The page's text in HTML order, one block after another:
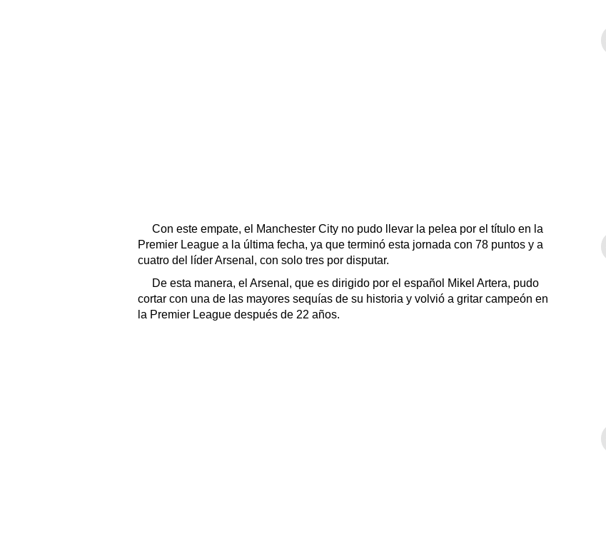
Con este empate, el Manchester City no pudo llevar la pelea por el título en la
Premier League a la última fecha, ya que terminó esta jornada con 78 puntos y a
cuatro del líder Arsenal, con solo tres por disputar.
De esta manera, el Arsenal, que es dirigido por el español Mikel Artera, pudo
cortar con una de las mayores sequías de su historia y volvió a gritar campeón en
la Premier League después de 22 años.